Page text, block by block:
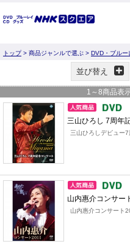
トップ> 商品ジャンルで選ぶ > DVD・ブルー
並び替え
1 ～ 8商品表
三山ひろし 7周年
三山ひろしデビュー7
山内惠介コンサー
山内惠介コンサート